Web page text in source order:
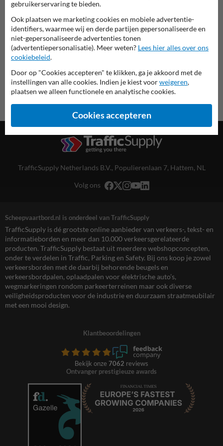
overzicht officiële scheepvaartborden
Scheepvaartbord.nl
TrafficSupply Netherlands B.V., Populierenlaan 7, Hattem, NL
Volg ons
Scheepvaartbord.nl is onderdeel van TrafficSupply
TrafficSupply is dé grootste online aanbieder van verkeers-, tekst- en
informatieborden en meer dan 10.000 verkeersgerelateerde
producten. TrafficSupply bestaat uit meerdere webshopconcepten,
onder te verdelen in Traffic, Parking en Safety. Bij ons koop je zowel
verkeersborden met de daarbij behorende beugels en
verkeersbordpalen, oplaadpalen voor elektrische auto’s,
wegmarkeringen rondom parkeerterreinen maar ook diverse
veiligheidsproducten voor de industrie en duurzaam straatmeubilair
met een mooi design.
Klantbeoordelingen
Bekijk onze 7062 reviews
Ontvanger prestigieuze awards
gebruikerservaring te bieden.
Ook plaatsen we marketing cookies en mobiele advertentie-
identifiers, waarmee wij en derde partijen gepersonaliseerde en
niet-gepersonaliseerde advertenties tonen
(advertentiepersonalisatie). Meer weten? Lees hier alles over ons
cookiebeleid.
Door op "Cookies accepteren" te klikken, ga je akkoord met de
instellingen van alle cookies. Indien je kiest voorweigeren,
plaatsen we alleen functionele en analytische cookies.
Cookies accepteren